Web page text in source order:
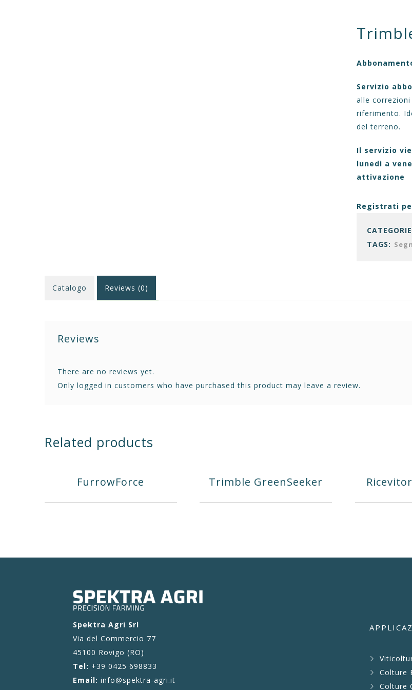
Servizio
alle
riferimento.
del terreno.
Il servizio
lunedì a
attivazione
Registrati
TAGS:
Reviews (0)
Catalogo
Reviews
There are no reviews yet.
Only logged in customers who have purchased this product may leave a review.
Related products
FurrowForce Trimble GreenSeeker
Spektra Agri Srl
Via del Commercio 77
45100 Rovigo (RO)
Tel: +39 0425 698833
Email: info@spektra-agri.it
Colture
Colture